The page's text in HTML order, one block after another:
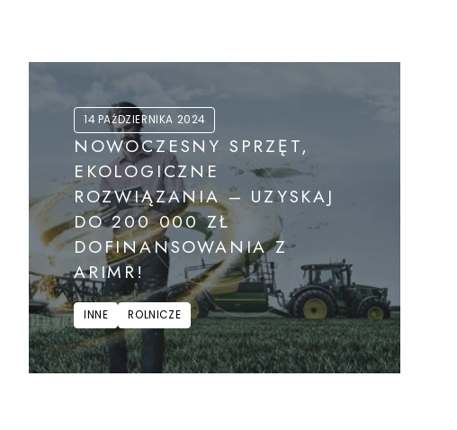
14 PAŹDZIERNIKA 2024
NOWOCZESNY SPRZĘT,
EKOLOGICZNE
ROZWIĄZANIA – UZYSKAJ
DO 200 000 ZŁ
DOFINANSOWANIA Z
ARIMR!
INNE ROLNICZE